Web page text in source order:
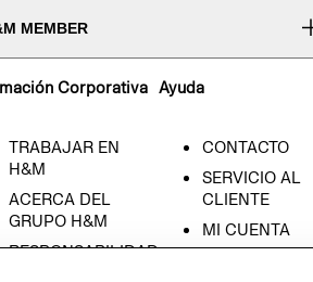
MEMBER
Corporativa
TRABAJAR EN
H&M
ACERCA DEL
GRUPO H&M
RESPONSABILIDAD
Ayuda
CONTACTO
SERVICIO AL
CLIENTE
MI CUENTA